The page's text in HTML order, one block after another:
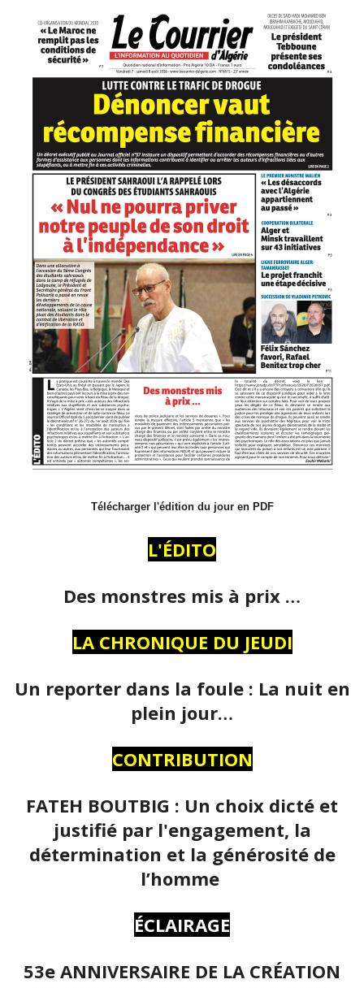
Télécharger l'édition du jour en PDF
L'ÉDITO
Des monstres mis à prix …
LA CHRONIQUE DU JEUDI
Un reporter dans la foule : La nuit en
plein jour…
CONTRIBUTION
FATEH BOUTBIG : Un choix dicté et
justifié par l'engagement, la
détermination et la générosité de
l’homme
ÉCLAIRAGE
53e ANNIVERSAIRE DE LA CRÉATION